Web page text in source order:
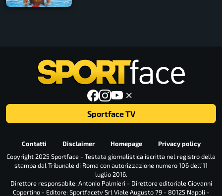
Sportface TV
Contatti Disclaimer Homepage
Privacy policy
Copyright 2025 Sportface - Testata giornalistica iscritta nel registro della
stampa dal Tribunale di Roma con autorizzazione numero 106 dell’11
luglio 2016.
Direttore responsabile: Antonio Palmieri - Direttore editoriale Giovanni
Copertino - Editore: Sportfacetv Srl Viale Augusto 79 - 80125 Napoli -